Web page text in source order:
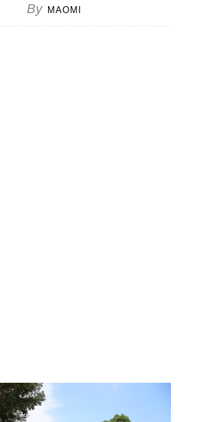
By MAOMI